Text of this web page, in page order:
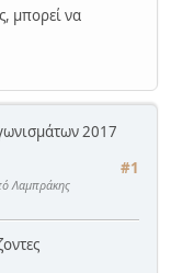
μπορεί να
2017
#1
Λαμπράκης